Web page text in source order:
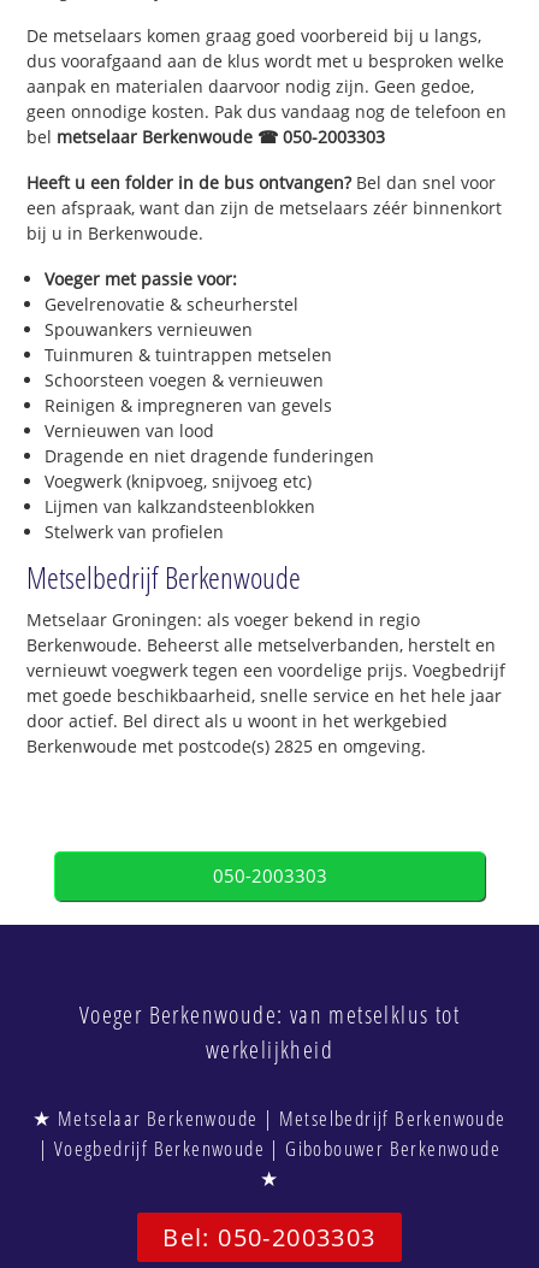
De metselaars komen graag goed voorbereid bij u langs,
dus voorafgaand aan de klus wordt met u besproken welke
aanpak en materialen daarvoor nodig zijn. Geen gedoe,
geen onnodige kosten. Pak dus vandaag nog de telefoon en
bel metselaar Berkenwoude ☎ 050-2003303
Heeft u een folder in de bus ontvangen?Bel dan snel voor
een afspraak, want dan zijn de metselaars zéér binnenkort
bij u in Berkenwoude.
Voeger met passie voor:
Gevelrenovatie & scheurherstel
Spouwankers vernieuwen
Tuinmuren & tuintrappen metselen
Schoorsteen voegen & vernieuwen
Reinigen & impregneren van gevels
Vernieuwen van lood
Dragende en niet dragende funderingen
Voegwerk (knipvoeg, snijvoeg etc)
Lijmen van kalkzandsteenblokken
Stelwerk van profielen
Metselbedrijf Berkenwoude
Metselaar Groningen: als voeger bekend in regio
Berkenwoude. Beheerst alle metselverbanden, herstelt en
vernieuwt voegwerk tegen een voordelige prijs. Voegbedrijf
met goede beschikbaarheid, snelle service en het hele jaar
door actief. Bel direct als u woont in het werkgebied
Berkenwoude met postcode(s) 2825 en omgeving.
050-2003303
Voeger Berkenwoude: van metselklus tot
werkelijkheid
★ Metselaar Berkenwoude | Metselbedrijf Berkenwoude
| Voegbedrijf Berkenwoude | Gibobouwer Berkenwoude
★
Bel: 050-2003303